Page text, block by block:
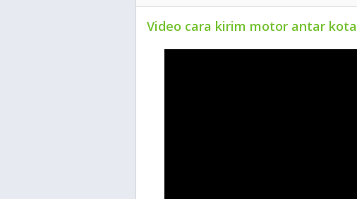
Video cara kirim motor antar kota